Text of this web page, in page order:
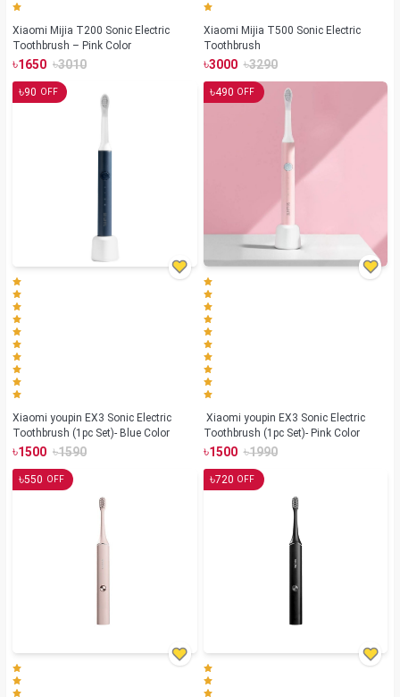
Xiaomi Mijia T200 Sonic Electric
Toothbrush – Pink Color
৳1650 ৳3010
Xiaomi Mijia T500 Sonic Electric
Toothbrush
৳3000 ৳3290
৳90 OFF
Xiaomi youpin EX3 Sonic Electric
Toothbrush (1pc Set)- Blue Color
৳1500 ৳1590
৳490 OFF
Toothbrush (1pc Set)- Pink Color
৳1500 ৳1990
৳550 OFF ৳720 OFF